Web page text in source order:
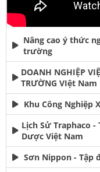
Nâng cao ý thức
trường
DOANH NGHIỆP
TRƯỜNG VIệt Nam
Khu Công Nghiệp
Lịch Sử Traphaco
Dược Việt Nam
Sơn Nippon - Tập